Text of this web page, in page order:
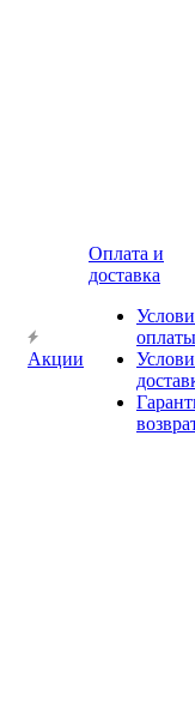
Акции
Оплата и
доставка
оплаты